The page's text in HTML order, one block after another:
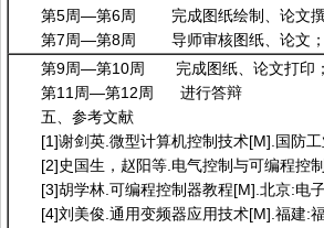
第5周—第6周 完成图纸绘制、论文
第7周—第8周 导师审核图纸、论文；
第9周—第10周 完成图纸、论文打印
第11周—第12周 进行答辩
五、参考文献
[1]谢剑英.微型计算机控制技术[M].国防
[2]史国生，赵阳等.电气控制与可编程控
[3]胡学林.可编程控制器教程[M].北京:电
[4]刘美俊.通用变频器应用技术[M].福建: